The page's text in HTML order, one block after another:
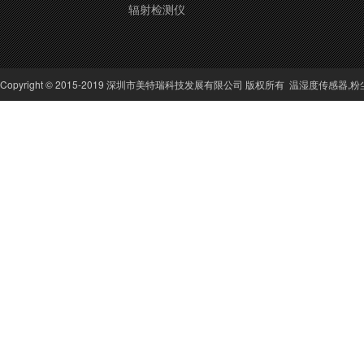
辐射检测仪
Copyright © 2015-2019 深圳市美特瑞科技发展有限公司 版权所有 温湿度传感器,粉